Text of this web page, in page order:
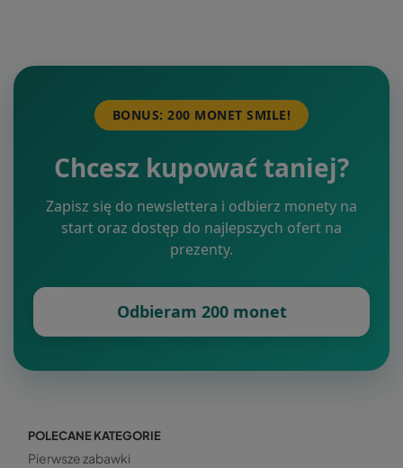
BONUS: 200 MONET SMILE!
Chcesz kupować taniej?
Zapisz się do newslettera i odbierz monety na
start oraz dostęp do najlepszych ofert na
prezenty.
Odbieram 200 monet
POLECANE KATEGORIE
Pierwsze zabawki